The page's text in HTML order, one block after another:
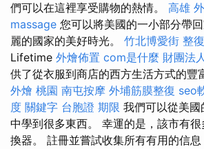
們可以在這裡享受購物的熱情。 高雄
massage 您可以將美國的一小部分帶
麗的國家的美好時光。 竹北博愛街 整復
Lifetime 外燴佈置 com是什麼 財團法
供了從衣服到商店的西方生活方式的豐
外燴 桃園 南屯按摩 外埔筋膜整復 seo
度 關鍵字 台胞證 期限 我們可以從美
中學到很多東西。 幸運的是，該市有
換器。 註冊並嘗試收集所有有用的信